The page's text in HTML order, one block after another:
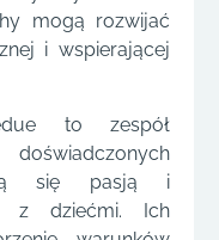
mogą rozwijać
i wspierającej
to zespół
się pasją i
z dziećmi. Ich